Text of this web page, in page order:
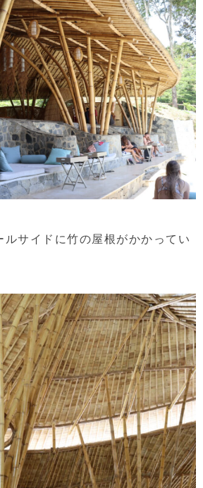
ルサイドに竹の屋根がかかってい